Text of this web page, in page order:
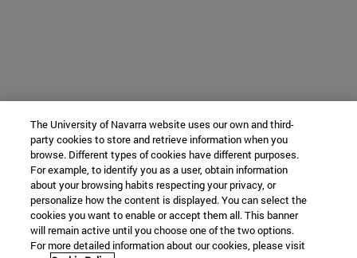
The University of Navarra website uses our own and third-
party cookies to store and retrieve information when you
browse. Different types of cookies have different purposes.
For example, to identify you as a user, obtain information
about your browsing habits respecting your privacy, or
personalize how the content is displayed. You can select the
cookies you want to enable or accept them all. This banner
will remain active until you choose one of the two options.
For more detailed information about our cookies, please visit